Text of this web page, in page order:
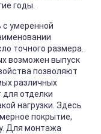
годы.
умеренной
точного размера.
возможен выпуск
позволяют
различных
отделки
нагрузки. Здесь
покрытие,
Для монтажа